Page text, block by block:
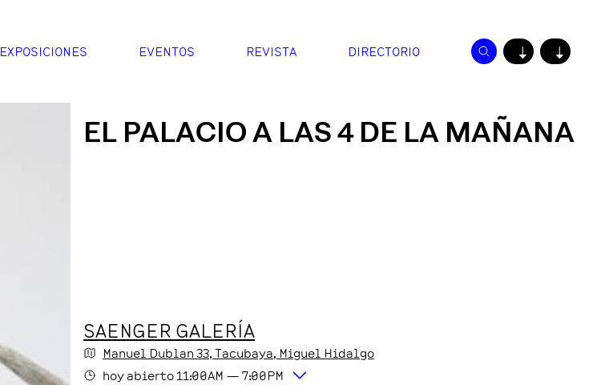
EXPOSICIONES EVENTOS REVISTA DIRECTORIO ↓ ↓
EL PALACIO A LAS 4 DE LA MAÑANA
SAENGER GALERÍA
Manuel Dublan 33, Tacubaya, Miguel Hidalgo
hoyabierto 11:00AM — 7:00PM